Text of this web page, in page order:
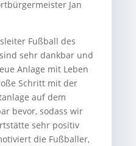
Jan
Fußball des
sind sehr dankbar und
Anlage mit Leben
Schritt mit der
auf dem
bevor, sodass wir
sehr positiv
die Fußballer,